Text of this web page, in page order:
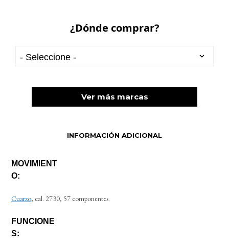
¿Dónde comprar?
Ver más marcas
INFORMACIÓN ADICIONAL
MOVIMIENT
O:
Cuarzo, cal. 2730, 57 componentes.
FUNCIONE
S: